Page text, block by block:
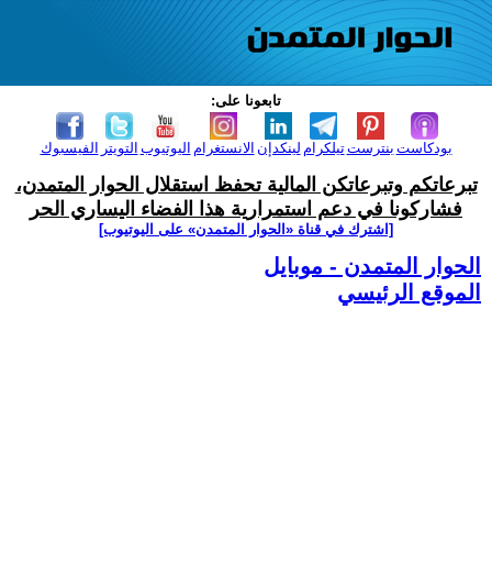
تابعونا على:
الفيسبوك التويتر اليوتيوب الانستغرام لينكدإن تيلكرامبنترست بودكاست
تبرعاتكم وتبرعاتكن المالية تحفظ استقلال الحوار المتمدن،
فشاركونا في دعم استمرارية هذا الفضاء اليساري الحر
[اشترك في قناة ‫«الحوار المتمدن» على اليوتيوب]
الحوار المتمدن - موبايل
الموقع الرئيسي